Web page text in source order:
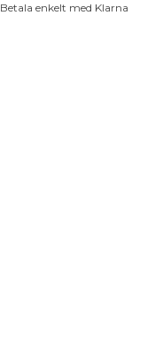
Betala enkelt med Klarna